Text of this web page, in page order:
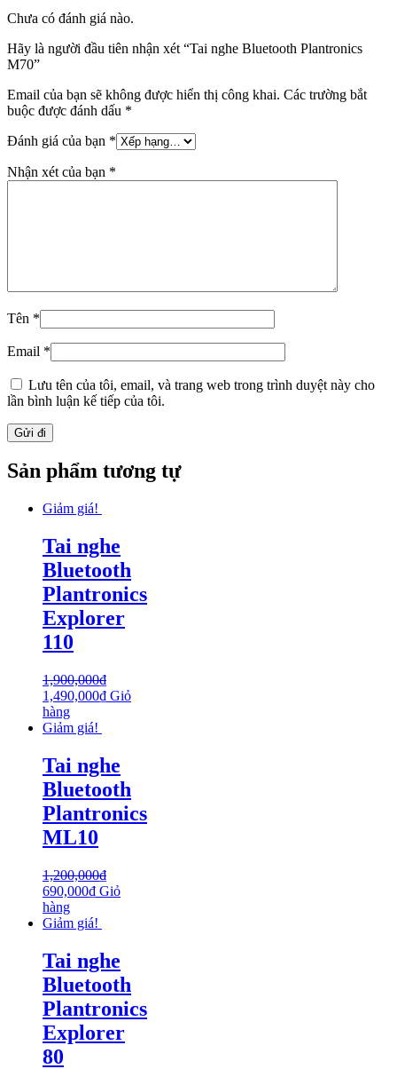
Chưa có đánh giá nào.
Hãy là người đầu tiên nhận xét “Tai nghe Bluetooth Plantronics
M70”
Email của bạn sẽ không được hiển thị công khai. Các trường bắt
buộc được đánh dấu *
Đánh giá của bạn *
Nhận xét của bạn *
Tên *
Email *
Lưu tên của tôi, email, và trang web trong trình duyệt này cho
lần bình luận kế tiếp của tôi.
Sản phẩm tương tự
Giảm giá!
Tai nghe
Bluetooth
Plantronics
Explorer
110
1,900,000₫
1,490,000₫ Giỏ
hàng
Giảm giá!
Tai nghe
Bluetooth
Plantronics
ML10
1,200,000₫
690,000₫ Giỏ
hàng
Giảm giá!
Tai nghe
Bluetooth
Plantronics
Explorer
80